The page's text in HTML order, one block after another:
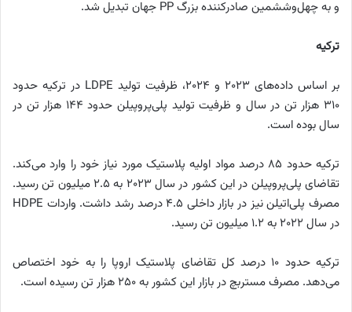
و به چهل‌وششمین صادرکننده بزرگ PP جهان تبدیل شد.
ترکیه
بر اساس داده‌های ۲۰۲۳ و ۲۰۲۴، ظرفیت تولید LDPE در ترکیه حدود
۳۱۰ هزار تن در سال و ظرفیت تولید پلی‌پروپیلن حدود ۱۴۴ هزار تن در
سال بوده است.
ترکیه حدود ۸۵ درصد مواد اولیه پلاستیک مورد نیاز خود را وارد می‌کند.
تقاضای پلی‌پروپیلن در این کشور در سال ۲۰۲۳ به ۲.۵ میلیون تن رسید.
مصرف پلی‌اتیلن نیز در بازار داخلی ۴.۵ درصد رشد داشت. واردات HDPE
در سال ۲۰۲۲ به ۱.۲ میلیون تن رسید.
ترکیه حدود ۱۰ درصد کل تقاضای پلاستیک اروپا را به خود اختصاص
می‌دهد. مصرف مستربچ در بازار این کشور به ۲۵۰ هزار تن رسیده است.